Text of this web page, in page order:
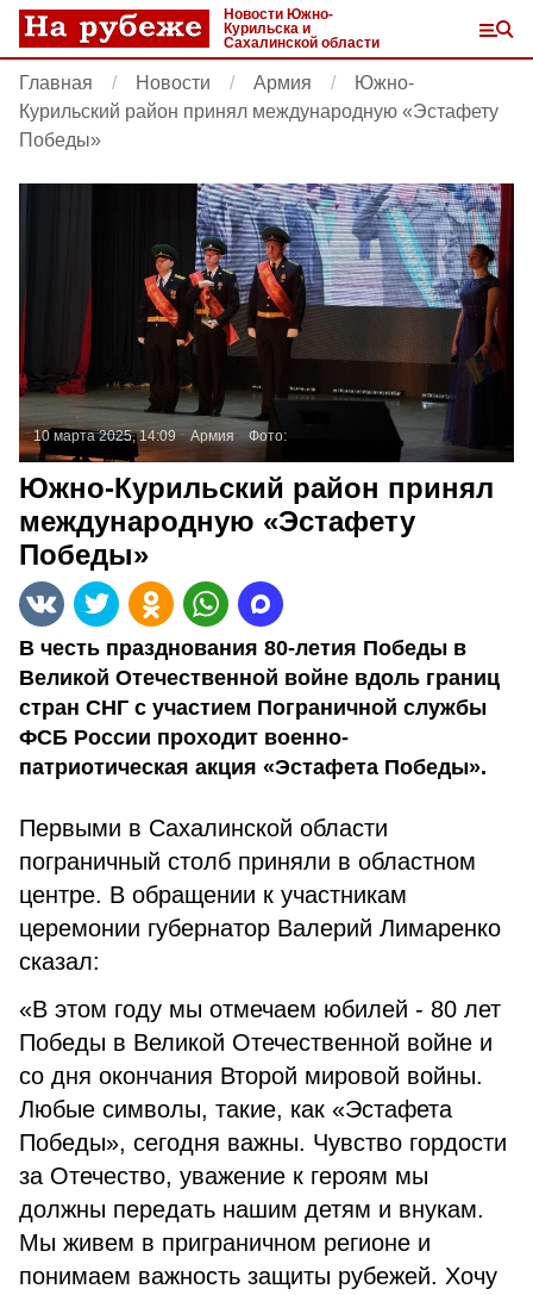
Новости Южно-
Курильска и
Сахалинской области
Главная Новости Армия
Южно-
Курильский район принял международную «Эстафету
Победы»
10 марта 2025, 14:09 Армия Фото:
Южно-Курильский район принял
международную «Эстафету
Победы»
В честь празднования 80-летия Победы в
Великой Отечественной войне вдоль границ
стран СНГ с участием Пограничной службы
ФСБ России проходит военно-
патриотическая акция «Эстафета Победы».
Первыми в Сахалинской области
пограничный столб приняли в областном
центре. В обращении к участникам
церемонии губернатор Валерий Лимаренко
сказал:
«В этом году мы отмечаем юбилей - 80 лет
Победы в Великой Отечественной войне и
со дня окончания Второй мировой войны.
Любые символы, такие, как «Эстафета
Победы», сегодня важны. Чувство гордости
за Отечество, уважение к героям мы
должны передать нашим детям и внукам.
Мы живем в приграничном регионе и
понимаем важность защиты рубежей. Хочу